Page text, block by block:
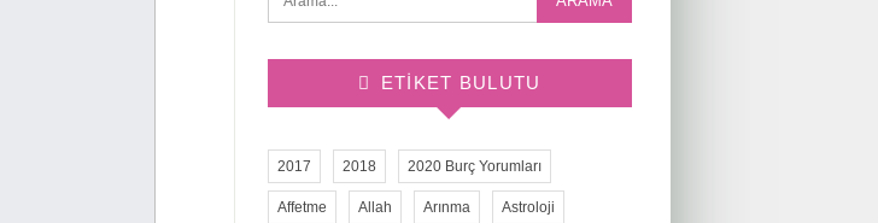
ETIKET BULUTU
2017 2018 2020 Burç Yorumları
Affetme Allah Arınma Astroloji